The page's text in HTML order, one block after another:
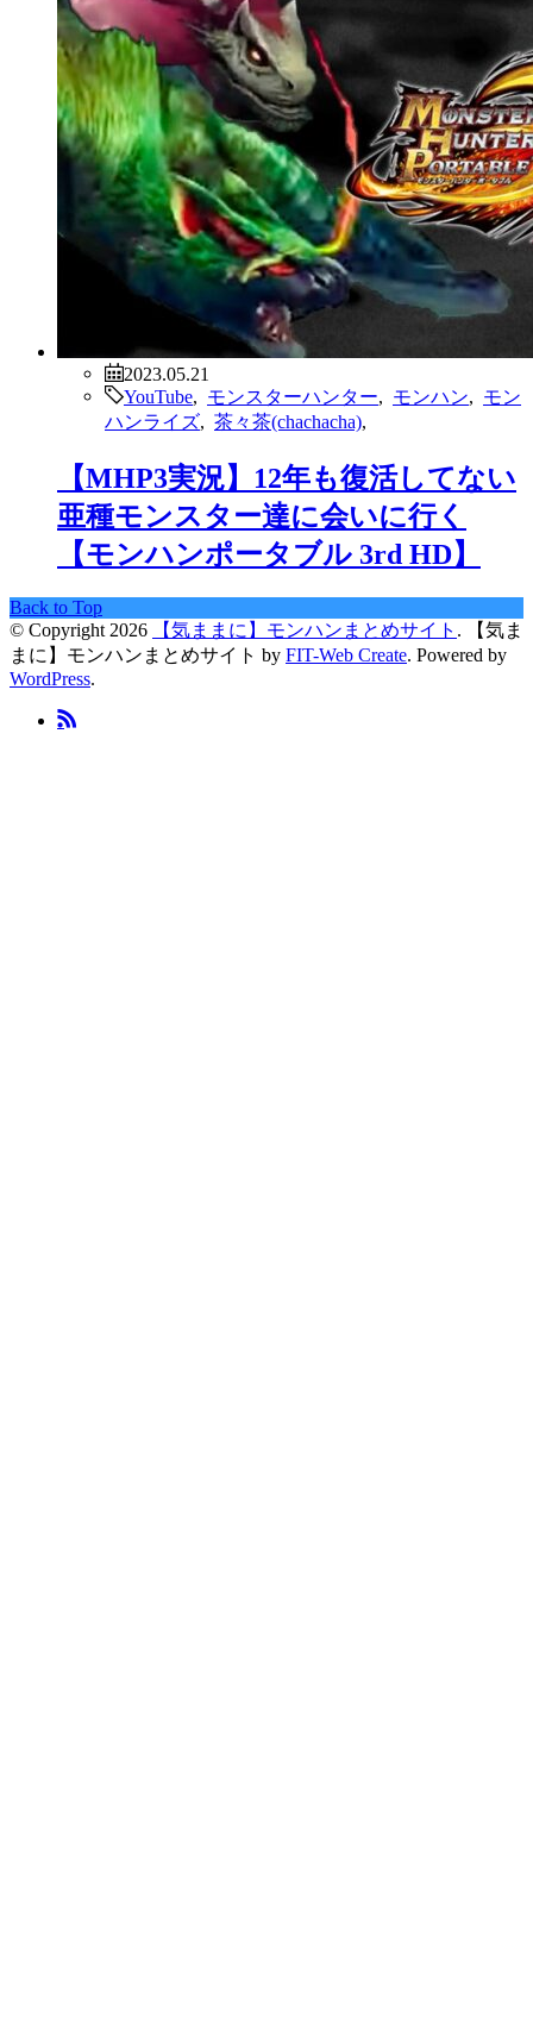
2023.05.21
YouTube
モンスターハンター モンハン
モン
ハンライズ
茶々茶(chachacha)
【MHP3実況】12年も復活してない
亜種モンスター達に会いに行く
【モンハンポータブル 3rd HD】
Back to Top
© Copyright 2026
【気ままに】モンハンまとめサイト .
【気ま
まに】モンハンまとめサイト by FIT-Web Create. Powered by
WordPress.